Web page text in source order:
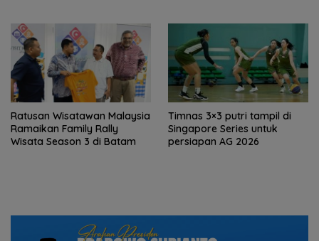
Ratusan Wisatawan Malaysia
Ramaikan Family Rally
Wisata Season 3 di Batam
Timnas 3×3 putri tampil di
Singapore Series untuk
persiapan AG 2026